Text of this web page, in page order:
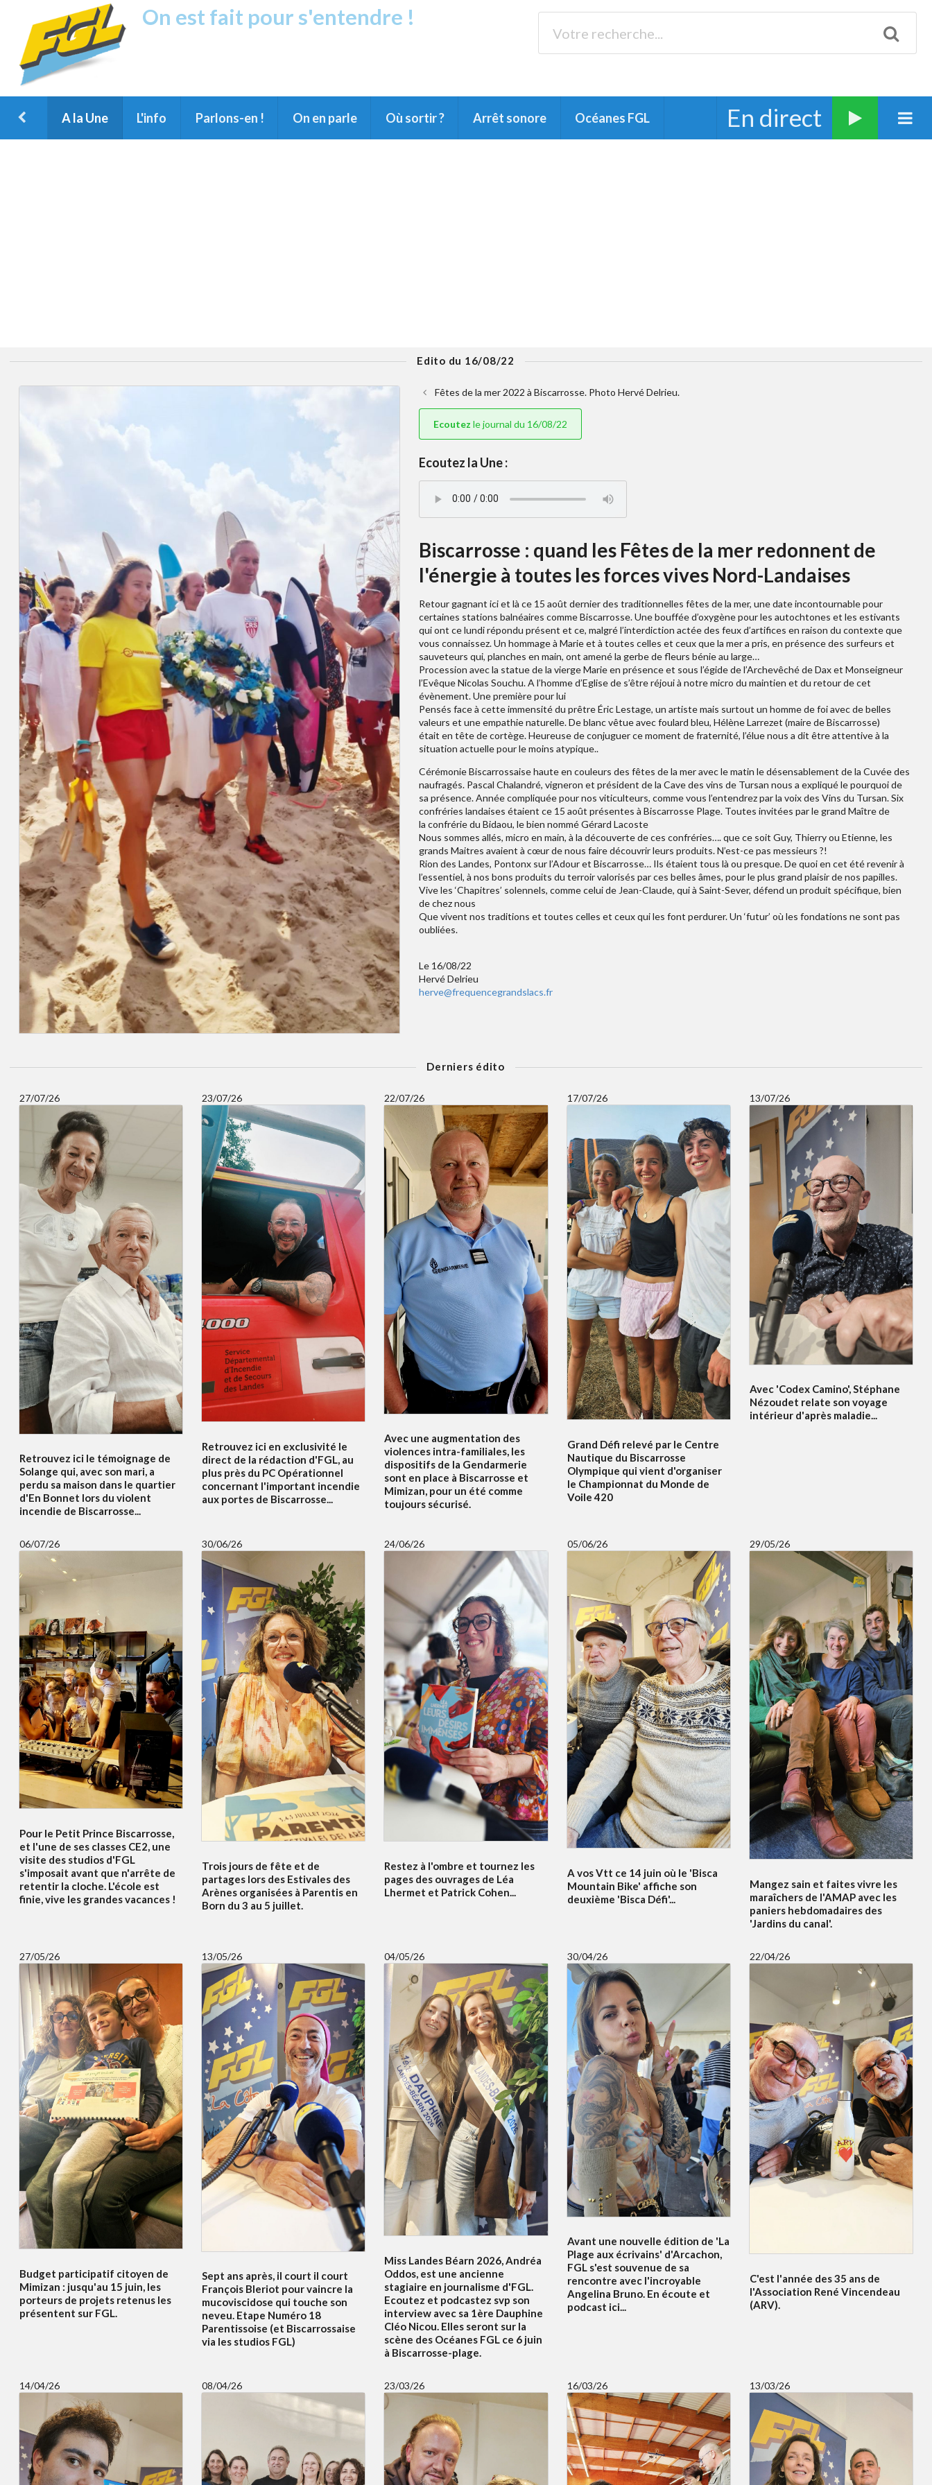
On est fait pour s'entendre !
A la Une L'info Parlons-en ! On en parle Où sortir ? Arrêt sonore Océanes FGL En direct
Edito du 16/08/22
Fêtes de la mer 2022 à Biscarrosse. Photo Hervé Delrieu.
Ecoutez le journal du 16/08/22
Ecoutez la Une :
Biscarrosse : quand les Fêtes de la mer redonnent de
l'énergie à toutes les forces vives Nord-Landaises
Retour gagnant ici et là ce 15 août dernier des traditionnelles fêtes de la mer, une date incontournable pour
certaines stations balnéaires comme Biscarrosse. Une bouffée d’oxygène pour les autochtones et les estivants
qui ont ce lundi répondu présent et ce, malgré l’interdiction actée des feux d’artifices en raison du contexte que
vous connaissez. Un hommage à Marie et à toutes celles et ceux que la mer a pris, en présence des surfeurs et
sauveteurs qui, planches en main, ont amené la gerbe de fleurs bénie au large…
Procession avec la statue de la vierge Marie en présence et sous l’égide de l’Archevêché de Dax et Monseigneur
l’Evêque Nicolas Souchu. A l’homme d’Eglise de s’être réjoui à notre micro du maintien et du retour de cet
évènement. Une première pour lui
Pensés face à cette immensité du prêtre Éric Lestage, un artiste mais surtout un homme de foi avec de belles
valeurs et une empathie naturelle. De blanc vêtue avec foulard bleu, Hélène Larrezet (maire de Biscarrosse)
était en tête de cortège. Heureuse de conjuguer ce moment de fraternité, l’élue nous a dit être attentive à la
situation actuelle pour le moins atypique..
Cérémonie Biscarrossaise haute en couleurs des fêtes de la mer avec le matin le désensablement de la Cuvée des
naufragés. Pascal Chalandré, vigneron et président de la Cave des vins de Tursan nous a expliqué le pourquoi de
sa présence. Année compliquée pour nos viticulteurs, comme vous l’entendrez par la voix des Vins du Tursan. Six
confréries landaises étaient ce 15 août présentes à Biscarrosse Plage. Toutes invitées par le grand Maître de
la confrérie du Bidaou, le bien nommé Gérard Lacoste
Nous sommes allés, micro en main, à la découverte de ces confréries…. que ce soit Guy, Thierry ou Etienne, les
grands Maitres avaient à cœur de nous faire découvrir leurs produits. N’est-ce pas messieurs ?!
Rion des Landes, Pontonx sur l’Adour et Biscarrosse… Ils étaient tous là ou presque. De quoi en cet été revenir à
l’essentiel, à nos bons produits du terroir valorisés par ces belles âmes, pour le plus grand plaisir de nos papilles.
Vive les ‘Chapitres’ solennels, comme celui de Jean-Claude, qui à Saint-Sever, défend un produit spécifique, bien
de chez nous
Que vivent nos traditions et toutes celles et ceux qui les font perdurer. Un ‘futur’ où les fondations ne sont pas
oubliées.
Le 16/08/22
Hervé Delrieu
herve@frequencegrandslacs.fr
Derniers édito
27/07/26
Retrouvez ici le témoignage de
Solange qui, avec son mari, a
perdu sa maison dans le quartier
d'En Bonnet lors du violent
incendie de Biscarrosse...
23/07/26
Retrouvez ici en exclusivité le
direct de la rédaction d'FGL, au
plus près du PC Opérationnel
concernant l'important incendie
aux portes de Biscarrosse...
22/07/26
Avec une augmentation des
violences intra-familiales, les
dispositifs de la Gendarmerie
sont en place à Biscarrosse et
Mimizan, pour un été comme
toujours sécurisé.
17/07/26
Grand Défi relevé par le Centre
Nautique du Biscarrosse
Olympique qui vient d'organiser
le Championnat du Monde de
Voile 420
13/07/26
Avec 'Codex Camino', Stéphane
Nézoudet relate son voyage
intérieur d'après maladie...
06/07/26
Pour le Petit Prince Biscarrosse,
et l'une de ses classes CE2, une
visite des studios d'FGL
s'imposait avant que n'arrête de
retentir la cloche. L'école est
finie, vive les grandes vacances !
30/06/26
Trois jours de fête et de
partages lors des Estivales des
Arènes organisées à Parentis en
Born du 3 au 5 juillet.
24/06/26
Restez à l'ombre et tournez les
pages des ouvrages de Léa
Lhermet et Patrick Cohen...
05/06/26
A vos Vtt ce 14 juin où le 'Bisca
Mountain Bike' affiche son
deuxième 'Bisca Défi'...
29/05/26
Mangez sain et faites vivre les
maraîchers de l'AMAP avec les
paniers hebdomadaires des
'Jardins du canal'.
27/05/26
Budget participatif citoyen de
Mimizan : jusqu'au 15 juin, les
porteurs de projets retenus les
présentent sur FGL.
13/05/26
Sept ans après, il court il court
François Bleriot pour vaincre la
mucoviscidose qui touche son
neveu. Etape Numéro 18
Parentissoise (et Biscarrossaise
via les studios FGL)
04/05/26
Miss Landes Béarn 2026, Andréa
Oddos, est une ancienne
stagiaire en journalisme d'FGL.
Ecoutez et podcastez svp son
interview avec sa 1ère Dauphine
Cléo Nicou. Elles seront sur la
scène des Océanes FGL ce 6 juin
à Biscarrosse-plage.
30/04/26
Avant une nouvelle édition de 'La
Plage aux écrivains' d'Arcachon,
FGL s'est souvenue de sa
rencontre avec l'incroyable
Angelina Bruno. En écoute et
podcast ici...
22/04/26
C'est l'année des 35 ans de
l'Association René Vincendeau
(ARV).
14/04/26 08/04/26 23/03/26 16/03/26 13/03/26